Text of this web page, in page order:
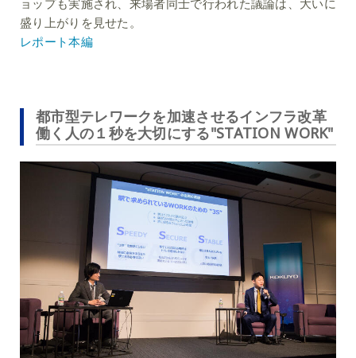
盛り上がりを見せた。
レポート本編
都市型テレワークを加速させるインフラ改革
働く人の１秒を大切にする"STATION WORK"